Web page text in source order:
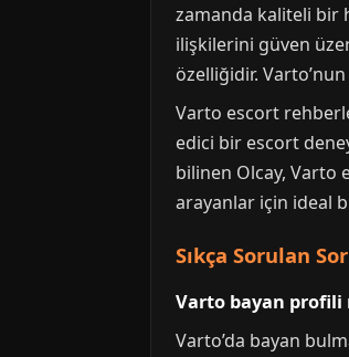
zamanda kaliteli bir
ilişkilerini güven
özelliğidir.
Varto escort
edici bir escort
bilinen Olcay, Varto
arayanlar için ideal
Sıkça Sorulan
Varto bayan profili
Varto’da bayan